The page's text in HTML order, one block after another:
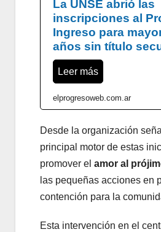
La UNSE abrió las
inscripciones al
Ingreso para
años sin título
Leer más
elprogresoweb.com.ar
Desde la organización
principal motor de estas
promover el amor al
las pequeñas acciones en
contención para la
Esta intervención en el